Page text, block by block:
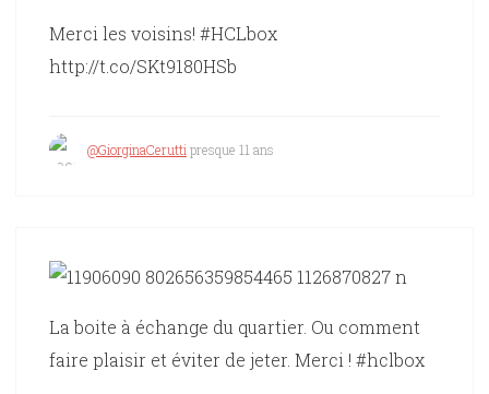
Merci les voisins! #HCLbox
http://t.co/SKt9180HSb
@GiorginaCerutti presque 11 ans
La boite à échange du quartier. Ou comment
faire plaisir et éviter de jeter. Merci ! #hclbox